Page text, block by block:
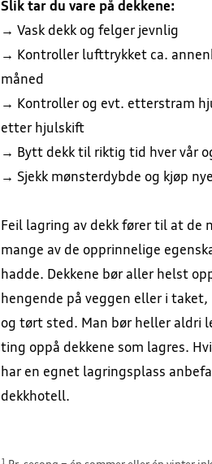
Slik tar du vare på dekkene:
→ Vask dekk og felger jevnlig
→ Kontroller lufttrykket ca.
måned
→ Kontroller og evt. etterstram
etter hjulskift
→ Bytt dekk til riktig tid hver vår
→ Sjekk mønsterdybde og kjøp
Feil lagring av dekk fører til at de
mange av de opprinnelige
hadde. Dekkene bør aller helst
hengende på veggen eller i
og tørt sted. Man bør heller aldri
ting oppå dekkene som lagres.
har en egnet lagringsplass
dekkhotell.
1